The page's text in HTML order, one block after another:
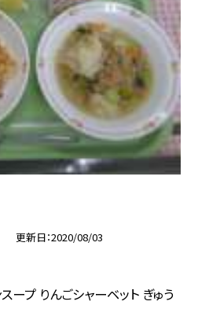
更新日 2020/08/03
ープ りんごシャーベット ぎゅう